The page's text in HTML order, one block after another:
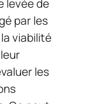
levée de
par les
viabilité
les